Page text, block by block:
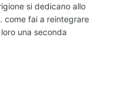
si dedicano allo
come fai a reintegrare
una seconda